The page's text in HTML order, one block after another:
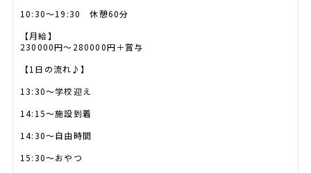
10:30～19:30 休憩60分
【月給】
230000円～280000円＋賞与
【1日の流れ♪】
13:30～学校迎え
14:15～施設到着
14:30～自由時間
15:30～おやつ